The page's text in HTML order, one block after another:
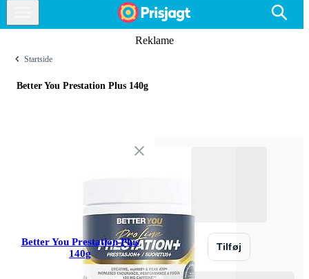
Reklame
Startside
Better You Prestation Plus 140g
Better You Prestation Plus
140g
Tilføj